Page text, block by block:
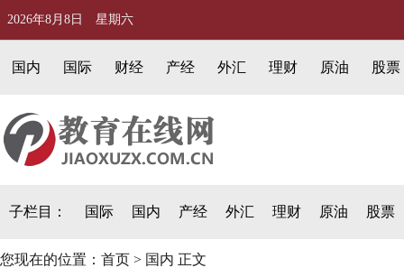
2026年8月8日 星期六
国内 国际 财经 产经 外汇 理财 原油 股票
子栏目： 国际 国内 产经 外汇 理财 原油 股票
您现在的位置： 首页 > 国内 正文